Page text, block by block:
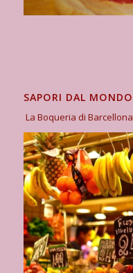
SAPORI DAL MONDO
La Boqueria di Barcellona